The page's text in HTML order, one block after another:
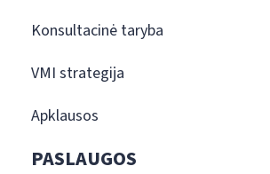
Konsultacinė taryba
VMI strategija
Apklausos
PASLAUGOS